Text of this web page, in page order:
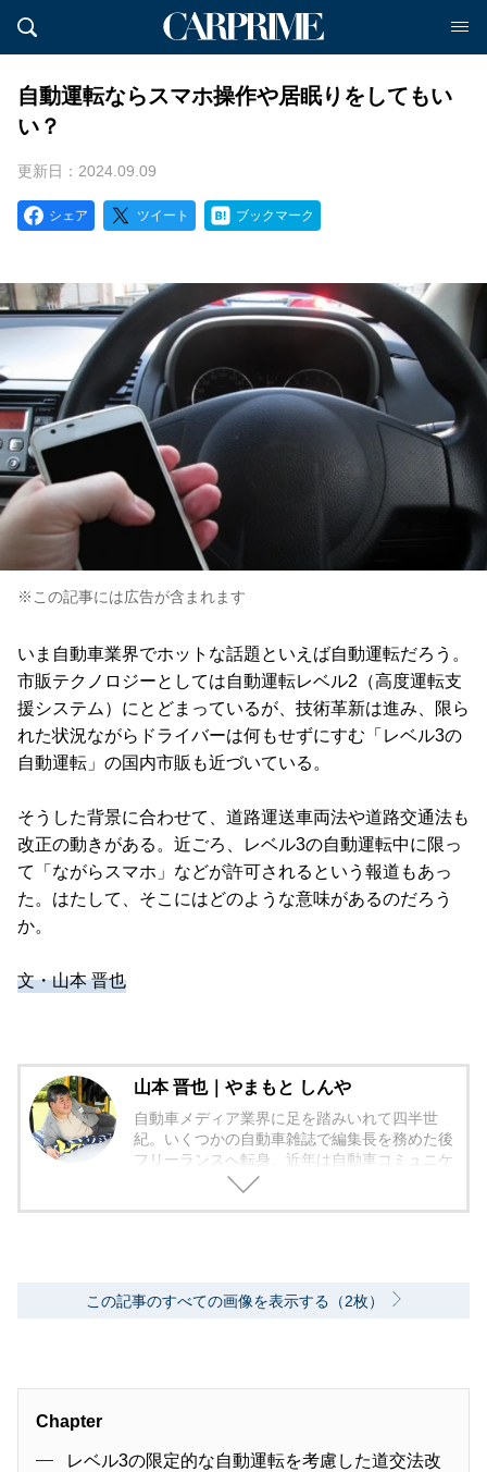
自動運転ならスマホ操作や居眠りをしてもい
い？
更新日：2024.09.09
シェア ツイート ブックマーク
※この記事には広告が含まれます
いま自動車業界でホットな話題といえば自動運転だろう。
市販テクノロジーとしては自動運転レベル2（高度運転支
援システム）にとどまっているが、技術革新は進み、限ら
れた状況ながらドライバーは何もせずにすむ「レベル3の
自動運転」の国内市販も近づいている。
そうした背景に合わせて、道路運送車両法や道路交通法も
改正の動きがある。近ごろ、レベル3の自動運転中に限っ
て「ながらスマホ」などが許可されるという報道もあっ
た。はたして、そこにはどのような意味があるのだろう
か。
文・山本 晋也
山本 晋也｜やまもと しんや
自動車メディア業界に足を踏みいれて四半世
紀。いくつかの自動車雑誌で編集長を務めた後
フリーランスへ転身。近年は自動車コミュニケ
ータ、自動車コラムニストとして活動してい
この記事のすべての画像を表示する（2枚）
Chapter
レベル3の限定的な自動運転を考慮した道交法改